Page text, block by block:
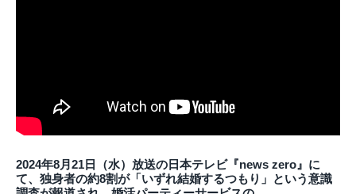
2024年8月21日（水）放送の日本テレビ『news zero』に
て、独身者の約8割が「いずれ結婚するつもり」という意識